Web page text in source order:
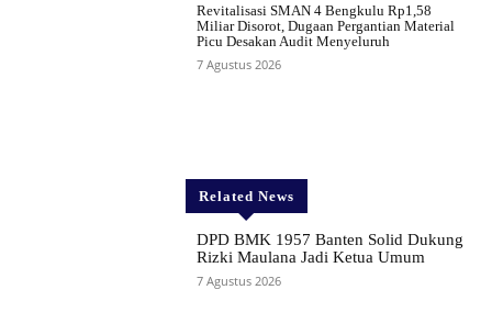
Revitalisasi SMAN 4 Bengkulu Rp1,58
Miliar Disorot, Dugaan Pergantian Material
Picu Desakan Audit Menyeluruh
7 Agustus 2026
Related News
DPD BMK 1957 Banten Solid Dukung
Rizki Maulana Jadi Ketua Umum
7 Agustus 2026